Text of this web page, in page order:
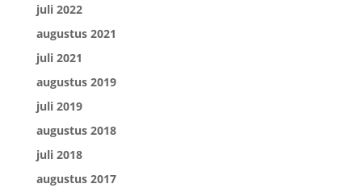
juli 2022
augustus 2021
juli 2021
augustus 2019
juli 2019
augustus 2018
juli 2018
augustus 2017